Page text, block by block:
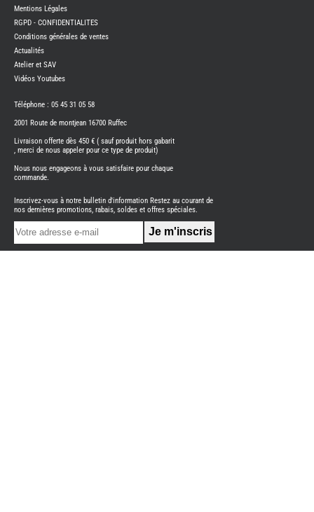
BENIMAR
CAMPING-
CARADO
CAMPING-
ITINEO
CAMPING-
OCCASION
CARADO
NEUFS
FOURGON
BENIMAR
FOURGON
Mentions Légales
RGPD - CONFIDENTIALITES
Conditions générales de ventes
Actualités
Atelier et SAV
Vidéos Youtubes
Téléphone : 05 45 31 05 58
2001 Route de montjean 16700 Ruffec
Livraison offerte dès 450 € ( sauf produit hors gabarit
, merci de nous appeler pour ce type de produit)
Nous nous engageons à vous satisfaire pour chaque
commande.
Inscrivez-vous à notre bulletin d'information Restez au courant de
nos dernières promotions, rabais, soldes et offres spéciales.